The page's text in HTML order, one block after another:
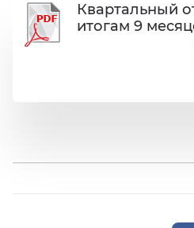
Квартальный
итогам 9